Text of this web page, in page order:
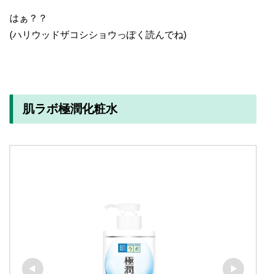
はぁ？？
(ハリウッドザコシショウっぽく読んでね)
肌ラボ極潤化粧水